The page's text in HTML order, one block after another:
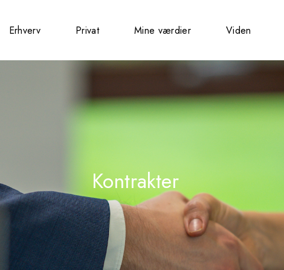
Erhverv Privat Mine værdier Viden
Kontrakter